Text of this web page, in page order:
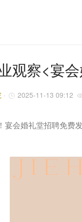
观察<宴
· 2025-11-13 09:12
宴会婚礼堂招聘免费